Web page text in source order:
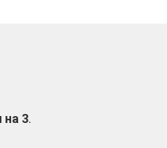
на 3.